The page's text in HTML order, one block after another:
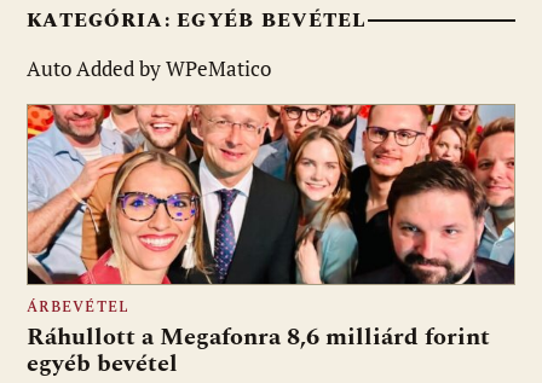
KATEGÓRIA:EGYÉB BEVÉTEL
Auto Added by WPeMatico
ÁRBEVÉTEL
Ráhullott a Megafonra 8,6 milliárd forint
egyéb bevétel